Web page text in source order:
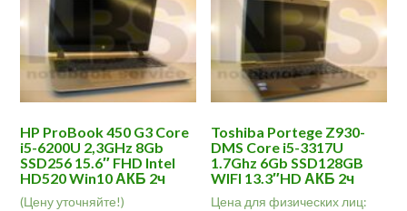
HP ProBook 450 G3 Core
i5-6200U 2,3GHz 8Gb
SSD256 15.6″ FHD Intel
HD520 Win10 АКБ 2ч
(Цену уточняйте!)
Toshiba Portege Z930-
DMS Core i5-3317U
1.7Ghz 6Gb SSD128GB
WIFI 13.3″HD АКБ 2ч
Цена для физических лиц: